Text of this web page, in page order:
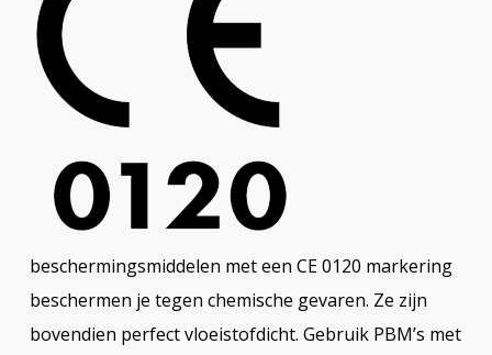
beschermingsmiddelen met een CE 0120 markering
beschermen je tegen chemische gevaren. Ze zijn
bovendien perfect vloeistofdicht. Gebruik PBM’s met